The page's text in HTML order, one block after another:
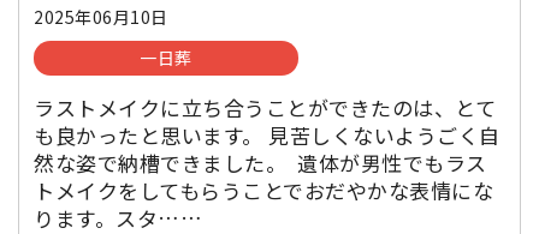
2025年06月10日
一日葬
ラストメイクに立ち合うことができたのは、とて
も良かったと思います。 見苦しくないようごく自
然な姿で納槽できました。 遺体が男性でもラス
トメイクをしてもらうことでおだやかな表情にな
ります。スタ……